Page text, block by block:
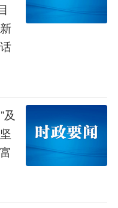
保一泓清水永
长高红民参加
编辑：李晓静
，未经许可禁止转载
及